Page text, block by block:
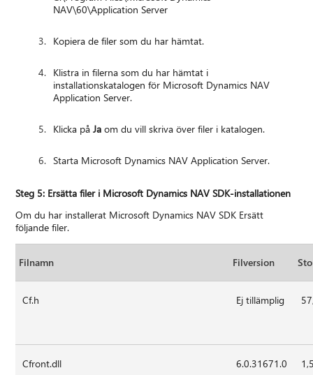
NAV\60\Application Server
Kopiera de filer som du har hämtat.
Klistra in filerna som du har hämtat i
installationskatalogen för Microsoft Dynamics NAV
Application Server.
Klicka påJa om du vill skriva över filer i katalogen.
Starta Microsoft Dynamics NAV Application Server.
Steg 5: Ersätta filer i Microsoft Dynamics NAV SDK-installationen
Om du har installerat Microsoft Dynamics NAV SDK Ersätt
följande filer.
Filnamn Filversion
Cf.h Ej tillämplig
Cfront.dll 6.0.31671.0